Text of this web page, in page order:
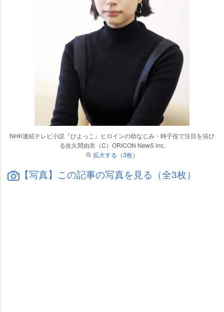
NHK連続テレビ小説『ひよっこ』ヒロインの幼なじみ・時子役で注目を浴び
る佐久間由衣（C）ORICON NewS inc.
拡大する（3枚）
【写真】この記事の写真を見る（全3枚）